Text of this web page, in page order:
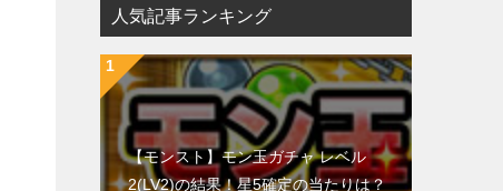
人気記事ランキング
【モンスト】モン玉ガチャ レベル
2(LV2)の結果！星5確定の当たりは？